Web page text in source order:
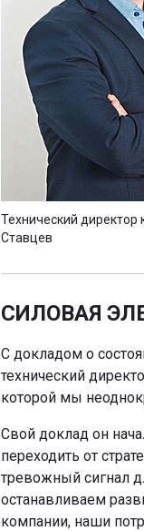
Технический
Ставцев
СИЛОВАЯ
С докладом о
технический
которой мы
Свой доклад он
переходить от
тревожный сигнал
останавливаем
компании, наши